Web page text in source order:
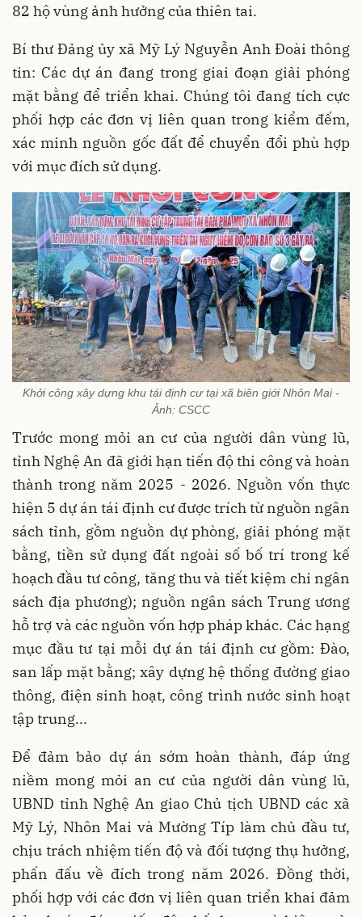
82 hộ vùng ảnh hưởng của thiên tai.
Bí thư Đảng ủy xã Mỹ Lý Nguyễn Anh Đoài thông
tin: Các dự án đang trong giai đoạn giải phóng
mặt bằng để triển khai. Chúng tôi đang tích cực
phối hợp các đơn vị liên quan trong kiểm đếm,
xác minh nguồn gốc đất để chuyển đổi phù hợp
với mục đích sử dụng.
Khởi công xây dựng khu tái định cư tại xã biên giới Nhôn Mai -
Ảnh: CSCC
Trước mong mỏi an cư của người dân vùng lũ,
tỉnh Nghệ An đã giới hạn tiến độ thi công và hoàn
thành trong năm 2025 - 2026. Nguồn vốn thực
hiện 5 dự án tái định cư được trích từ nguồn ngân
sách tỉnh, gồm nguồn dự phòng, giải phóng mặt
bằng, tiền sử dụng đất ngoài số bố trí trong kế
hoạch đầu tư công, tăng thu và tiết kiệm chi ngân
sách địa phương); nguồn ngân sách Trung ương
hỗ trợ và các nguồn vốn hợp pháp khác. Các hạng
mục đầu tư tại mỗi dự án tái định cư gồm: Đào,
san lấp mặt bằng; xây dựng hệ thống đường giao
thông, điện sinh hoạt, công trình nước sinh hoạt
tập trung...
Để đảm bảo dự án sớm hoàn thành, đáp ứng
niềm mong mỏi an cư của người dân vùng lũ,
UBND tỉnh Nghệ An giao Chủ tịch UBND các xã
Mỹ Lý, Nhôn Mai và Mường Típ làm chủ đầu tư,
chịu trách nhiệm tiến độ và đối tượng thụ hưởng,
phấn đấu về đích trong năm 2026. Đồng thời,
phối hợp với các đơn vị liên quan triển khai đảm